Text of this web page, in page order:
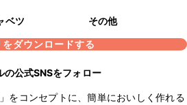
ベツ
その他
をダウンロードする
の公式SNSをフォロー
をコンセプトに、簡単においしく作れる